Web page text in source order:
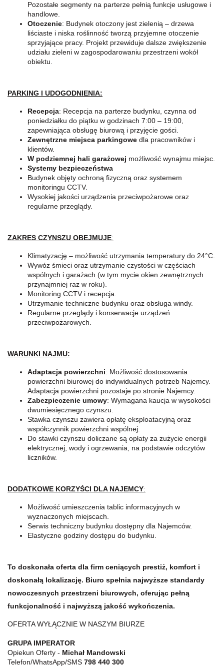
Pozostałe segmenty na parterze pełnią funkcje usługowe i
handlowe.
Otoczenie: Budynek otoczony jest zielenią – drzewa
liściaste i niska roślinność tworzą przyjemne otoczenie
sprzyjające pracy. Projekt przewiduje dalsze zwiększenie
udziału zieleni w zagospodarowaniu przestrzeni wokół
obiektu.
PARKING I UDOGODNIENIA:
Recepcja: Recepcja na parterze budynku, czynna od
poniedziałku do piątku w godzinach 7:00 – 19:00,
zapewniająca obsługę biurową i przyjęcie gości.
Zewnętrzne miejsca parkingowe dla pracowników i
klientów.
W podziemnej hali garażowej możliwość wynajmu miejsc.
Systemy bezpieczeństwa
Budynek objęty ochroną fizyczną oraz systemem
monitoringu CCTV.
Wysokiej jakości urządzenia przeciwpożarowe oraz
regularne przeglądy.
ZAKRES CZYNSZU OBEJMUJE:
Klimatyzację – możliwość utrzymania temperatury do 24°C.
Wywóz śmieci oraz utrzymanie czystości w częściach
wspólnych i garażach (w tym mycie okien zewnętrznych
przynajmniej raz w roku).
Monitoring CCTV i recepcja.
Utrzymanie techniczne budynku oraz obsługa windy.
Regularne przeglądy i konserwacje urządzeń
przeciwpożarowych.
WARUNKI NAJMU:
Adaptacja powierzchni: Możliwość dostosowania
powierzchni biurowej do indywidualnych potrzeb Najemcy.
Adaptacja powierzchni pozostaje po stronie Najemcy.
Zabezpieczenie umowy: Wymagana kaucja w wysokości
dwumiesięcznego czynszu.
Stawka czynszu zawiera opłatę eksploatacyjną oraz
współczynnik powierzchni wspólnej.
Do stawki czynszu doliczane są opłaty za zużycie energii
elektrycznej, wody i ogrzewania, na podstawie odczytów
liczników.
DODATKOWE KORZYŚCI DLA NAJEMCY:
Możliwość umieszczenia tablic informacyjnych w
wyznaczonych miejscach.
Serwis techniczny budynku dostępny dla Najemców.
Elastyczne godziny dostępu do budynku.
To doskonała oferta dla firm ceniących prestiż, komfort i
doskonałą lokalizację. Biuro spełnia najwyższe standardy
nowoczesnych przestrzeni biurowych, oferując pełną
funkcjonalność i najwyższą jakość wykończenia.
OFERTA WYŁĄCZNIE W NASZYM BIURZE
GRUPA IMPERATOR
Opiekun Oferty - Michał Mandowski
Telefon/WhatsApp/SMS 798 440 300